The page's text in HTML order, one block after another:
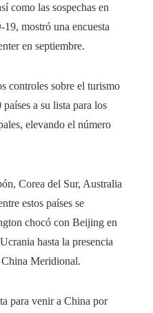
como las sospechas en
mostró una encuesta
en septiembre.
controles sobre el turismo
a su lista para los
elevando el número
Corea del Sur, Australia
estos países se
chocó con Beijing en
hasta la presencia
Meridional.
para venir a China por